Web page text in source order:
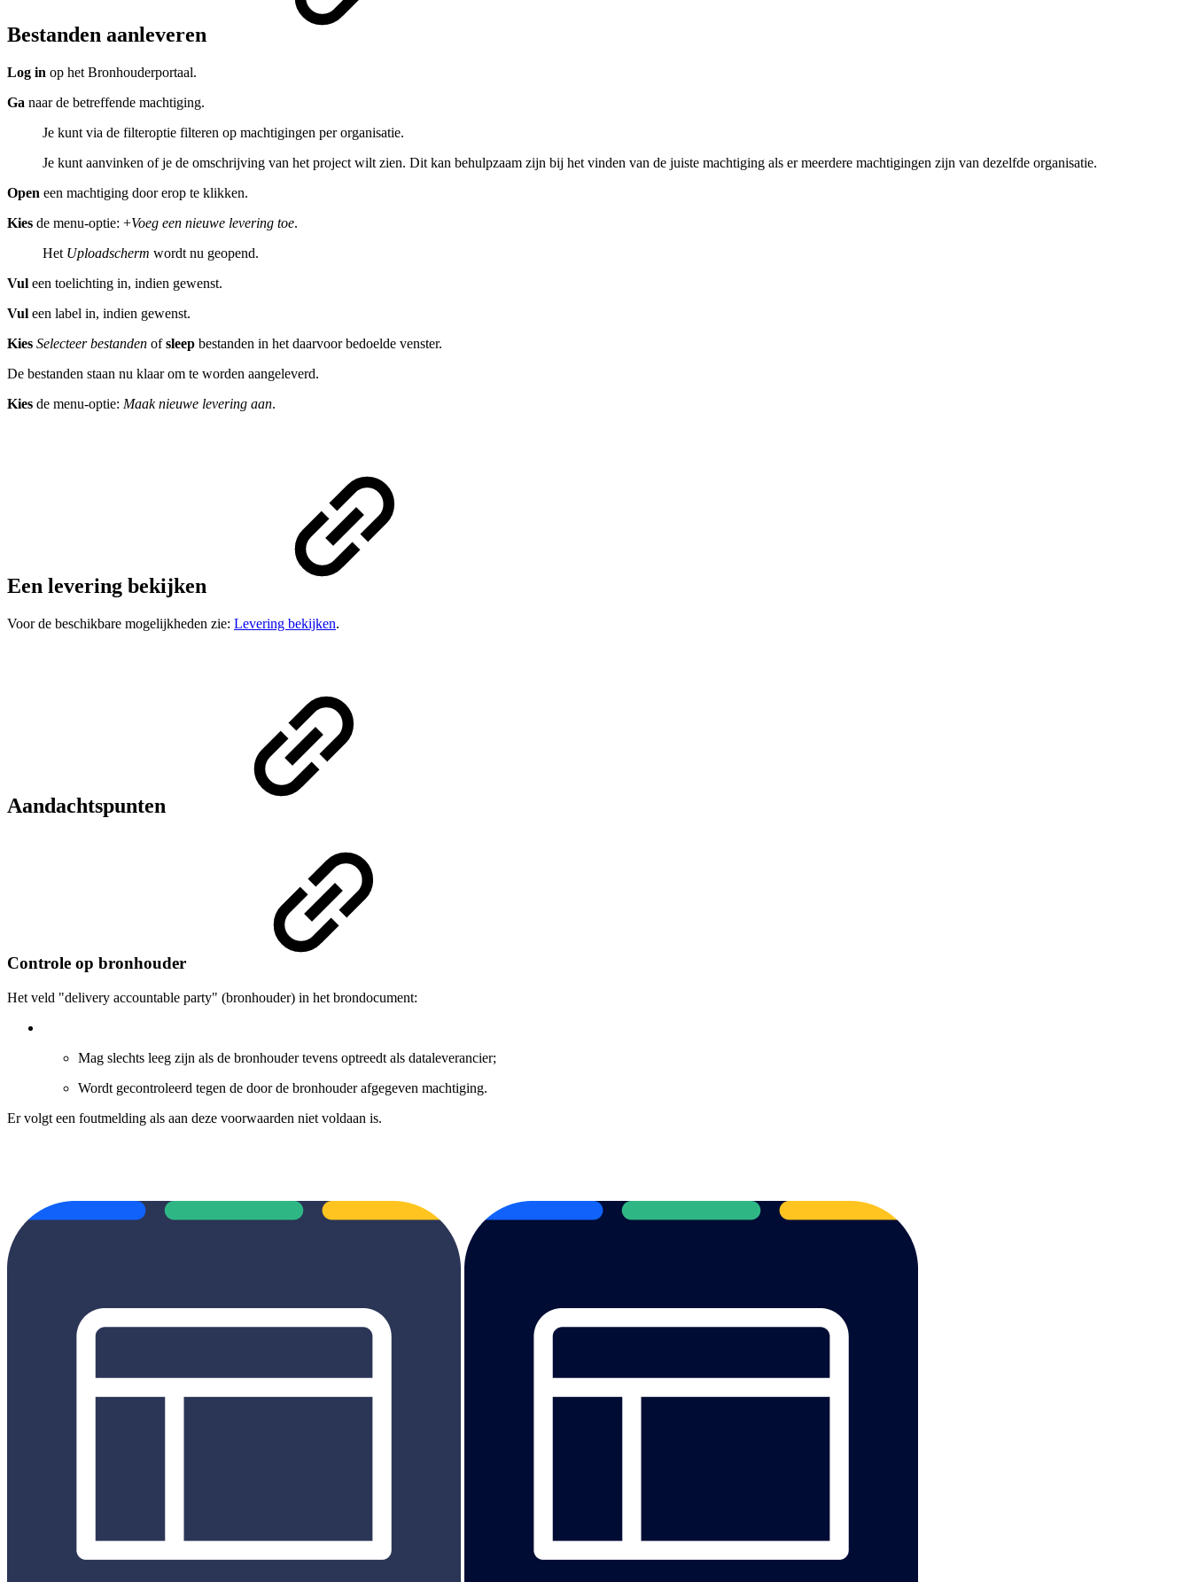
Bestanden aanleveren
Log in op het Bronhouderportaal.
Ga naar de betreffende machtiging.
Je kunt via de filteroptie filteren op machtigingen per organisatie.
Je kunt aanvinken of je de omschrijving van het project wilt zien. Dit kan behulpzaam zijn bij het vinden van de juiste machtiging als er meerdere machtigingen zijn van dezelfde organisatie.
Open een machtiging door erop te klikken.
Kies de menu-optie: +Voeg een nieuwe levering toe.
Het Uploadscherm wordt nu geopend.
Vul een toelichting in, indien gewenst.
Vul een label in, indien gewenst.
Kies Selecteer bestanden ofsleep bestanden in het daarvoor bedoelde venster.
De bestanden staan nu klaar om te worden aangeleverd.
Kies de menu-optie: Maak nieuwe levering aan.
Een levering bekijken
Voor de beschikbare mogelijkheden zie: Levering bekijken.
Aandachtspunten
Controle op bronhouder
Het veld "delivery accountable party" (bronhouder) in het brondocument:
Mag slechts leeg zijn als de bronhouder tevens optreedt als dataleverancier;
Wordt gecontroleerd tegen de door de bronhouder afgegeven machtiging.
Er volgt een foutmelding als aan deze voorwaarden niet voldaan is.